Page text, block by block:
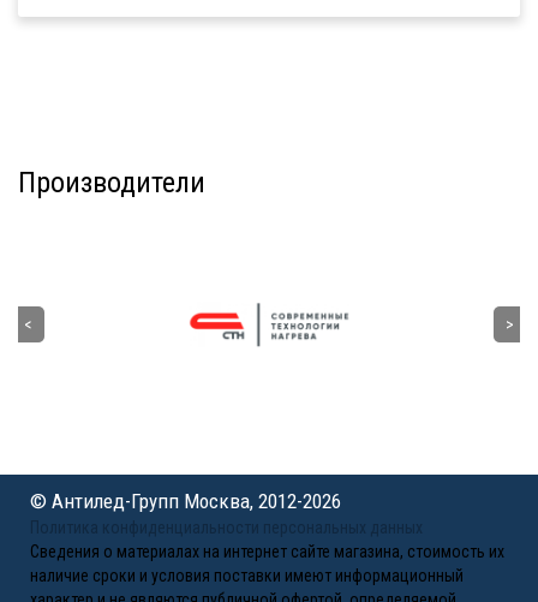
Производители
© Антилед-Групп Москва, 2012-2026
Политика конфиденциальности персональных данных
Сведения о материалах на интернет сайте магазина, стоимость их
наличие сроки и условия поставки имеют информационный